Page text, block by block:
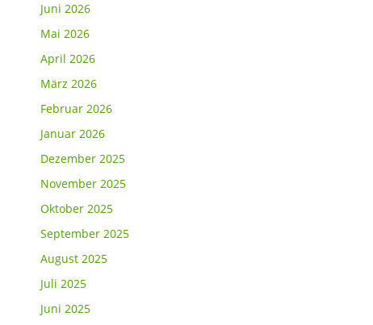
Juni 2026
Mai 2026
April 2026
März 2026
Februar 2026
Januar 2026
Dezember 2025
November 2025
Oktober 2025
September 2025
August 2025
Juli 2025
Juni 2025